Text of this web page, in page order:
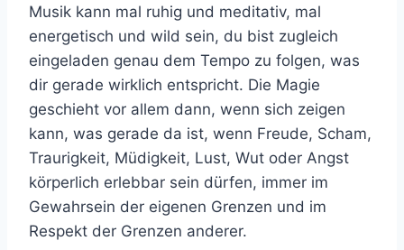
Musik kann mal ruhig und meditativ, mal
energetisch und wild sein, du bist zugleich
eingeladen genau dem Tempo zu folgen, was
dir gerade wirklich entspricht. Die Magie
geschieht vor allem dann, wenn sich zeigen
kann, was gerade da ist, wenn Freude, Scham,
Traurigkeit, Müdigkeit, Lust, Wut oder Angst
körperlich erlebbar sein dürfen, immer im
Gewahrsein der eigenen Grenzen und im
Respekt der Grenzen anderer.